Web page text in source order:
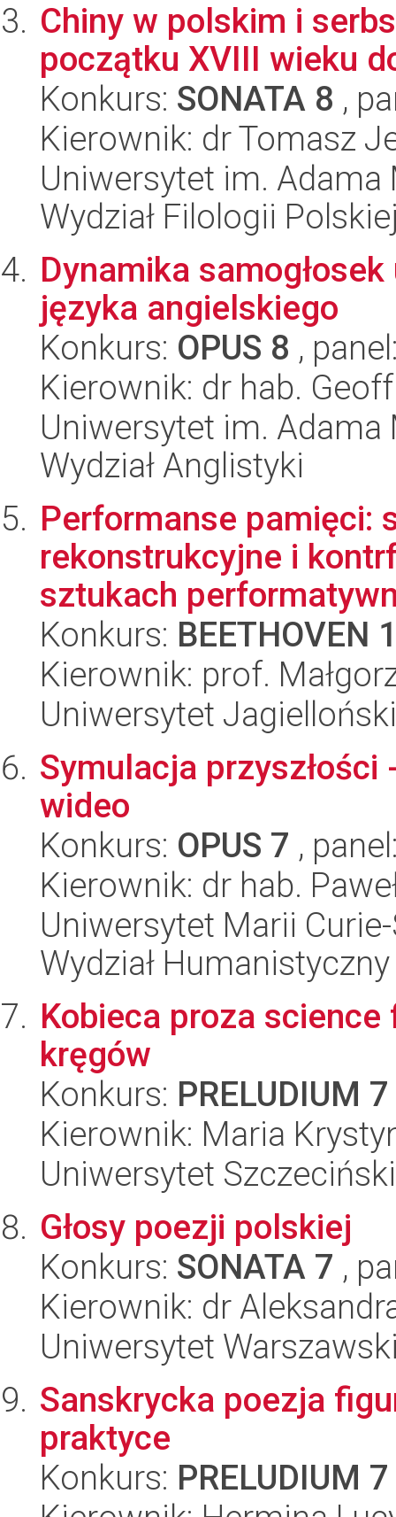
Chiny w polskim i
początku XVIII wieku
Konkurs: SONATA 8 ,
Kierownik: dr Tomasz
Uniwersytet im.
Wydział Filologii
Dynamika
języka angielskiego
Konkurs: OPUS 8 ,
Kierownik: dr hab.
Uniwersytet im.
Wydział Anglistyki
Performanse pamięci:
rekonstrukcyjne i
sztukach
Konkurs: BEETHOVEN
Kierownik: prof.
Uniwersytet
Symulacja
wideo
Konkurs: OPUS 7 ,
Kierownik: dr hab.
Uniwersytet Marii
Wydział Humanistyczny
Kobieca proza
kręgów
Konkurs: PRELUDIUM 7
Kierownik: Maria
Uniwersytet
Głosy poezji polskiej
Konkurs: SONATA 7 ,
Kierownik: dr
Uniwersytet
Sanskrycka poezja
praktyce
Konkurs: PRELUDIUM 7